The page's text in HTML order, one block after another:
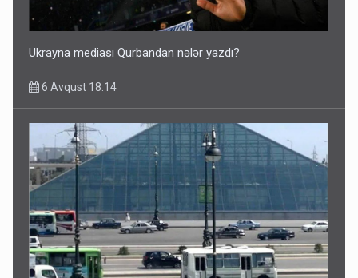
Ukrayna mediası Qurbandan nələr yazdı?
6 Avqust 18:14